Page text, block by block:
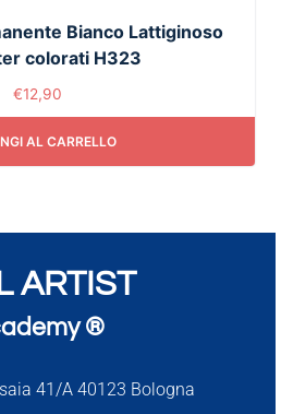
Bianco Lattiginoso
colorati H323
€12,90
AL CARRELLO
ARTIST
®
41/A 40123 Bologna